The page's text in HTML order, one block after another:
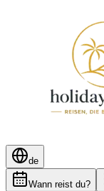
de
Wann reist du?